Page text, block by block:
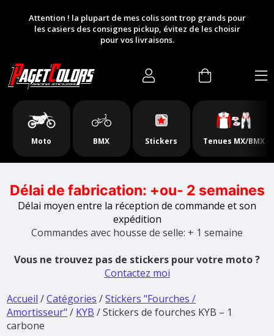
Slideshow Items
Attention ! la plupart de mes colis sont trop grands pour
les casiers des consignes pickup, évitez de les choisir
pour vos livraisons.
Moto BMX Stickers Tenues MX/BMX
Délai de fabrication: +ou- 2 semaines
Délai moyen entre la réception de commande et son
expédition
Commandes avec housse de selle: + 1 semaine
Vous ne trouvez pas de stickers pour votre moto ?
Contactez moi
Accueil /Catégories /Stickers "Fourches /
Amortisseur" / KYB / Stickers de fourches KYB – 1
carbone